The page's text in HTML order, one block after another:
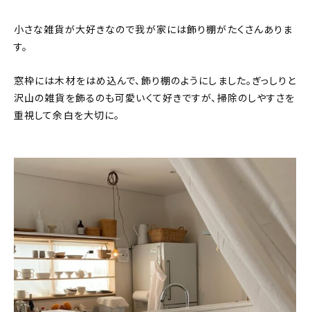
小さな雑貨が大好きなので我が家には飾り棚がたくさんありま
す。
窓枠には木材をはめ込んで、飾り棚のようにしました。ぎっしりと
沢山の雑貨を飾るのも可愛いくて好きですが、掃除のしやすさを
重視して余白を大切に。